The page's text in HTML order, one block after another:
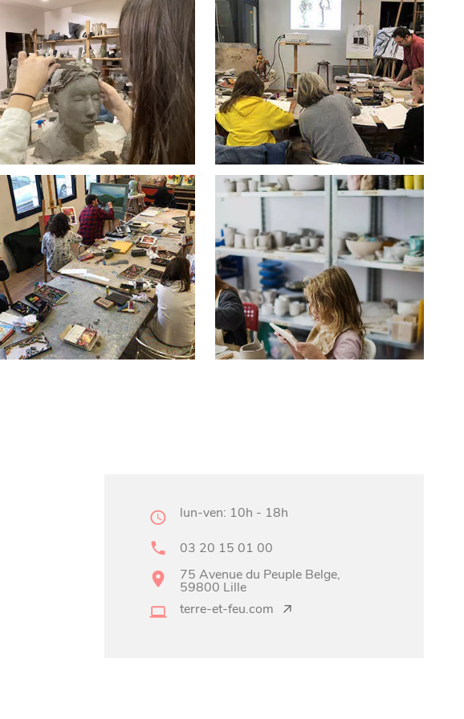
lun-ven: 10h - 18h
03 20 15 01 00
75 Avenue du Peuple Belge,
59800 Lille
terre-et-feu.com